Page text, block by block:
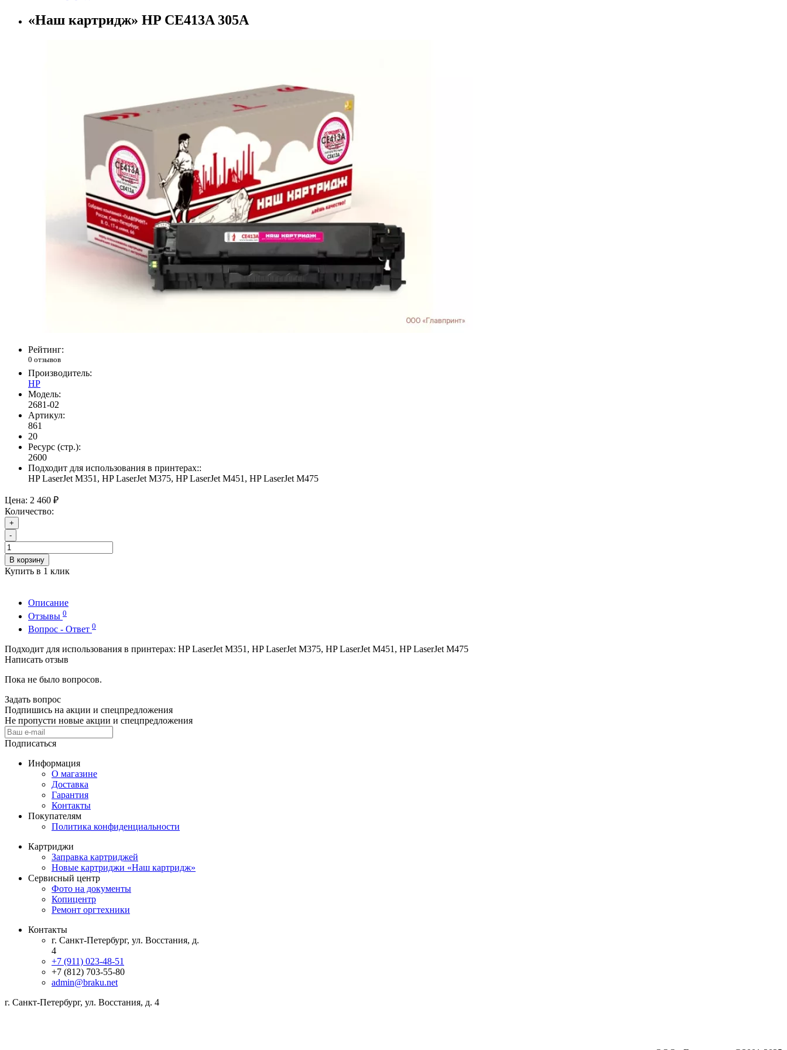
«Наш картридж» HP CE413A 305A
Рейтинг:
0 отзывов
Производитель:
HP
Модель:
2681-02
Артикул:
861
20
Ресурс (стр.):
2600
Подходит для использования в принтерах::
HP LaserJet M351, HP LaserJet M375, HP LaserJet M451, HP LaserJet M475
Цена: 2 460 ₽
Количество:
+
-
В корзину
Купить в 1 клик
Описание
Отзывы 0
Вопрос - Ответ 0
Подходит для использования в принтерах: HP LaserJet M351, HP LaserJet M375, HP LaserJet M451, HP LaserJet M475
Написать отзыв
Пока не было вопросов.
Задать вопрос
Подпишись на акции и спецпредложения
Не пропусти новые акции и спецпредложения
Подписаться
Информация
О магазине
Доставка
Гарантия
Контакты
Покупателям
Политика конфиденциальности
Картриджи
Заправка картриджей
Новые картриджи «Наш картридж»
Сервисный центр
Фото на документы
Копицентр
Ремонт оргтехники
Контакты
г. Санкт-Петербург, ул. Восстания, д.
4
+7 (911) 023-48-51
+7 (812) 703-55-80
admin@braku.net
г. Санкт-Петербург, ул. Восстания, д. 4